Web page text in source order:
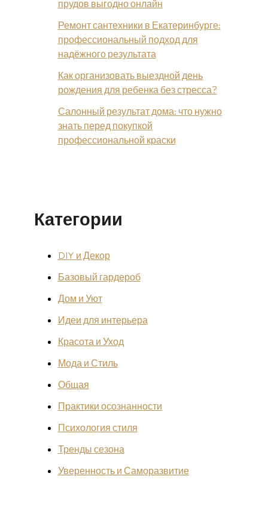
прудов выгодно онлайн
Ремонт сантехники в Екатеринбурге:
профессиональный подход для
надёжного результата
Как организовать выездной день
рождения для ребенка без стресса?
Салонный результат дома: что нужно
знать перед покупкой
профессиональной краски
Категории
DIY и Декор
Базовый гардероб
Дом и Уют
Идеи для интерьера
Красота и Уход
Мода и Стиль
Общая
Практики осознанности
Психология стиля
Тренды сезона
Уверенность и Саморазвитие